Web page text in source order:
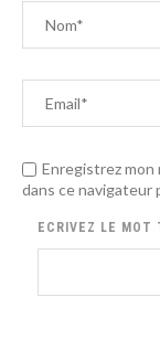
Enregistrez mon
dans ce navigateur
ECRIVEZ LE MOT